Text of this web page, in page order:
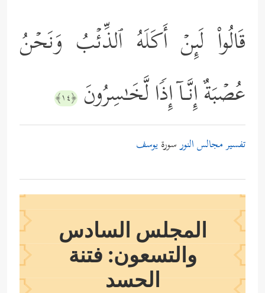
قَالُواْ لَىِٕنۡ أَكَلَهُ ٱلذِّئۡبُ وَنَحۡنُ
عُصۡبَةٌ إِنَّـاۤ إِذࣰا لَّخَـٰسِرُونَ ﴿١٤﴾
تفسير مجالس النورسورةيوسف
المجلس السادس
والتسعون: فتنة
الحسد